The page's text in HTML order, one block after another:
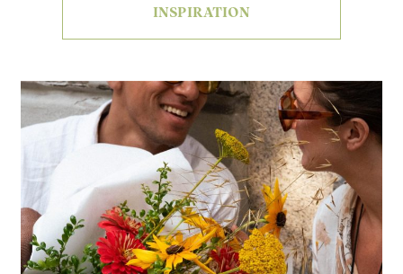
INSPIRATION